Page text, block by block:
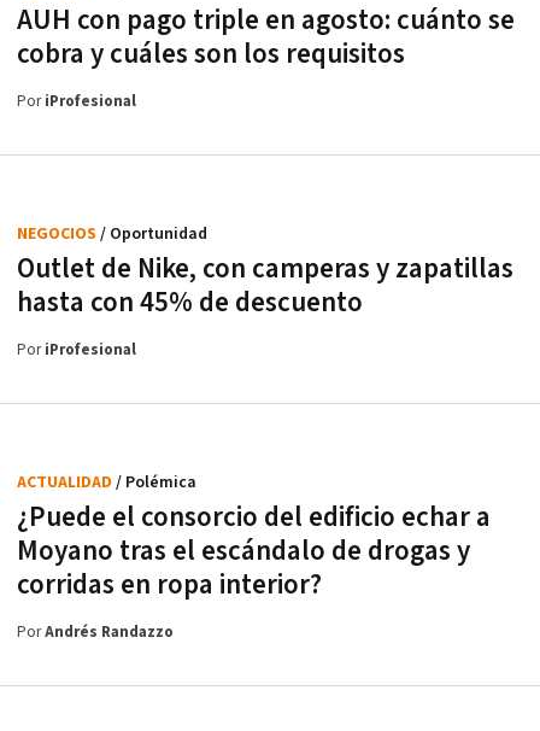
AUH con pago triple en agosto: cuánto se
cobra y cuáles son los requisitos
PoriProfesional
Outlet de Nike, con camperas y zapatillas
hasta con 45% de descuento
NEGOCIOS / Oportunidad
PoriProfesional
¿Puede el consorcio del edificio echar a
Moyano tras el escándalo de drogas y
corridas en ropa interior?
ACTUALIDAD / Polémica
PorAndrés Randazzo